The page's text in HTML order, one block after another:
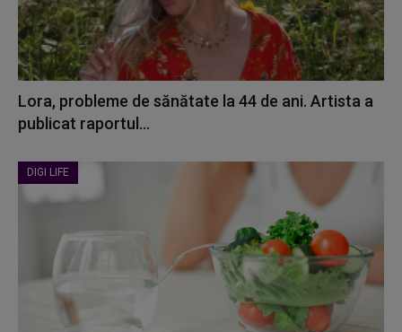
Lora, probleme de sănătate la 44 de ani. Artista a
publicat raportul...
DIGI LIFE